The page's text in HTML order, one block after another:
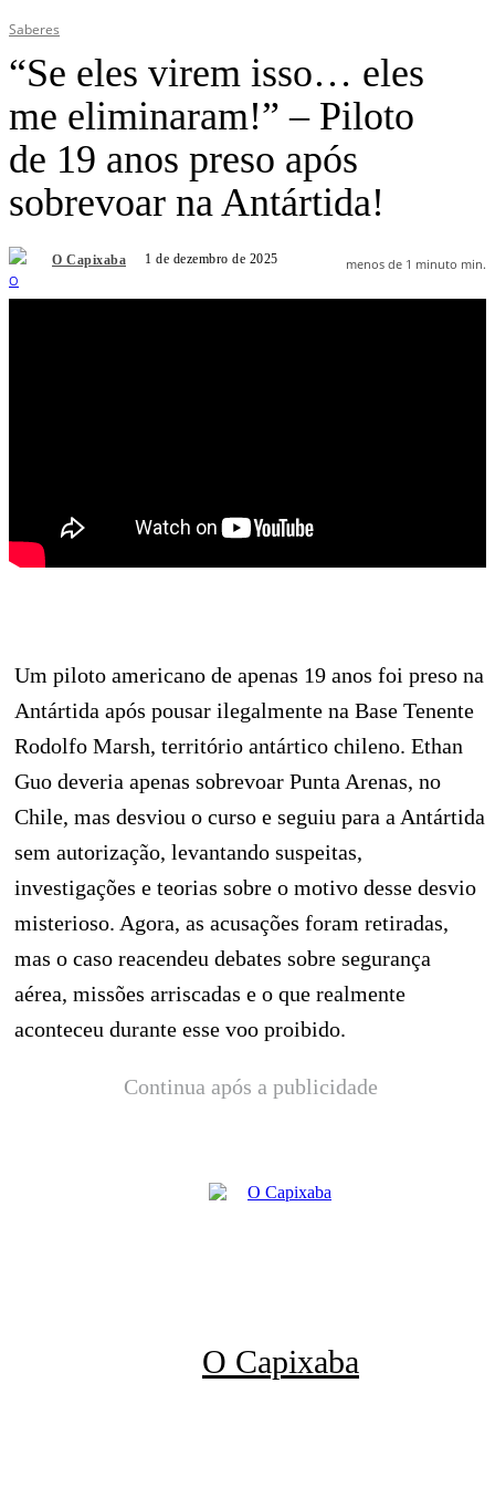
Saberes
“Se eles virem isso… eles
me eliminaram!” – Piloto
de 19 anos preso após
sobrevoar na Antártida!
O Capixaba 1 de dezembro de 2025 menos de 1 minuto min.
Um piloto americano de apenas 19 anos foi preso na
Antártida após pousar ilegalmente na Base Tenente
Rodolfo Marsh, território antártico chileno. Ethan
Guo deveria apenas sobrevoar Punta Arenas, no
Chile, mas desviou o curso e seguiu para a Antártida
sem autorização, levantando suspeitas,
investigações e teorias sobre o motivo desse desvio
misterioso. Agora, as acusações foram retiradas,
mas o caso reacendeu debates sobre segurança
aérea, missões arriscadas e o que realmente
aconteceu durante esse voo proibido.
Continua após a publicidade
O Capixaba